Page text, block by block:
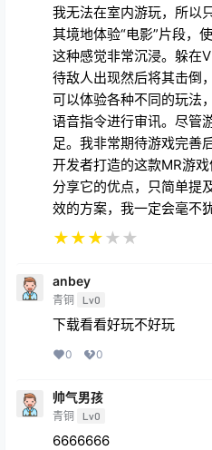
我无法在室内游玩，所以
其境地体验“电影”片段，
这种感觉非常沉浸。躲在
待敌人出现然后将其击倒
可以体验各种不同的玩法
语音指令进行审讯。尽管
足。我非常期待游戏完善
开发者打造的这款MR游
分享它的优点，只简单提
效的方案，我一定会毫不
★★★★ ★
anbey
青铜 Lv0
下载看看好玩不好玩
0 0
帅气男孩
青铜 Lv0
6666666